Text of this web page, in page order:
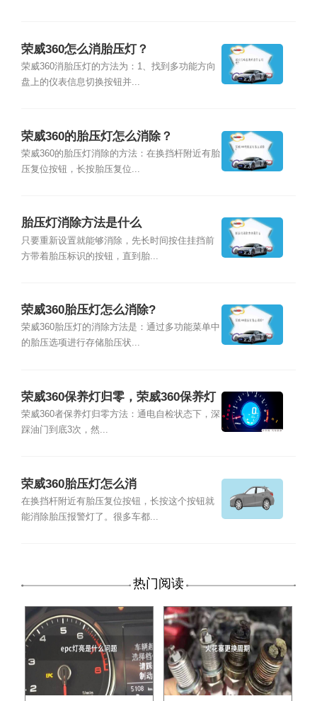
荣威360怎么消胎压灯？
荣威360消胎压灯的方法为：1、找到多功能方向
盘上的仪表信息切换按钮并...
荣威360的胎压灯怎么消除？
荣威360的胎压灯消除的方法：在换挡杆附近有胎
压复位按钮，长按胎压复位...
胎压灯消除方法是什么
只要重新设置就能够消除，先长时间按住挂挡前
方带着胎压标识的按钮，直到胎...
荣威360胎压灯怎么消除?
荣威360胎压灯的消除方法是：通过多功能菜单中
的胎压选项进行存储胎压状...
荣威360保养灯归零，荣威360保养灯
怎么消除
荣威360者保养灯归零方法：通电自检状态下，深
踩油门到底3次，然...
荣威360胎压灯怎么消
在换挡杆附近有胎压复位按钮，长按这个按钮就
能消除胎压报警灯了。很多车都...
热门阅读